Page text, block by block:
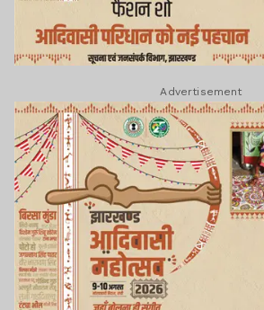
Advertisement